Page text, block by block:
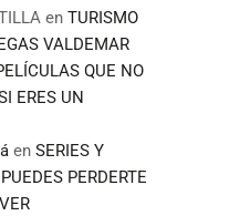
en TURISMO
VALDEMAR
QUE NO
ERES UN
en SERIES Y
PERDERTE